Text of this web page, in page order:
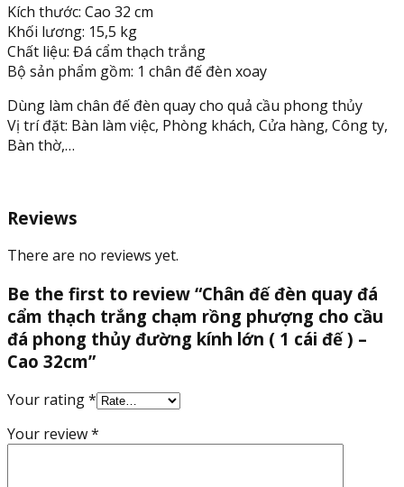
chạm
rồng
phượng
cho
cầu
đá
phong
lớn
1
đế
)
Cao
quantity
Kích thước: Cao 32 cm
Khối lương: 15,5 kg
Chất liệu: Đá cẩm thạch trắng
Bộ sản phẩm gồm: 1 chân đế đèn xoay
Dùng làm chân đế đèn quay cho quả cầu phong thủy
Vị trí đặt: Bàn làm việc, Phòng khách, Cửa hàng, Công ty,
Bàn thờ,…
Reviews
There are no reviews yet.
Be the first to review “Chân đế đèn quay đá
cẩm thạch trắng chạm rồng phượng cho cầu
đá phong thủy đường kính lớn ( 1 cái đế ) –
Cao 32cm”
Your rating*
Your review*